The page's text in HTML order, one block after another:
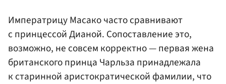
Императрицу Масако часто сравнивают
с принцессой Дианой. Сопоставление это,
возможно, не совсем корректно — первая жена
британского принца Чарльза принадлежала
к старинной аристократической фамилии, что